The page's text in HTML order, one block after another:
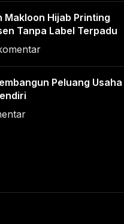
Makloon Hijab Printing
Tanpa Label Terpadu
Peluang Usaha